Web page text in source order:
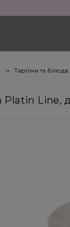
Тарілки та блюда
Line,